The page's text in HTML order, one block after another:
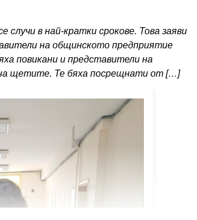
в най-кратки срокове. Това заяви
на общинското предприятие
повикани и представители на
щетите. Те бяха посрещнати от […]